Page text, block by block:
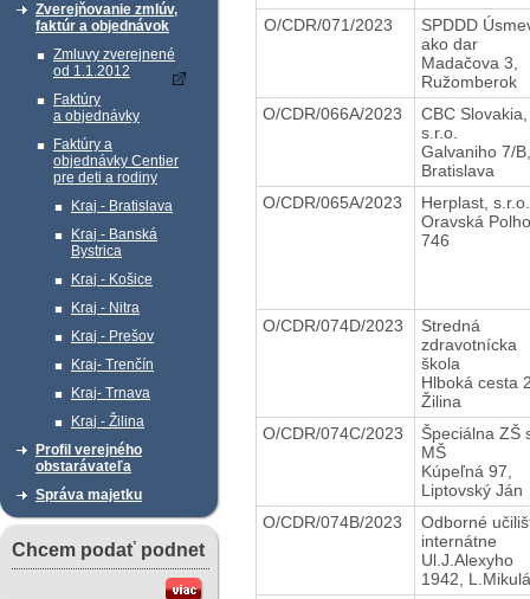
Zverejňovanie zmlúv,
faktúr a objednávok
Zmluvy zverejnené
od 1.1.2012
Faktúry
a objednávky
Faktúry a
objednávky Centier
pre deti a rodiny
Kraj - Bratislava
Kraj - Banská
Bystrica
Kraj - Košice
Kraj - Nitra
Kraj - Prešov
Kraj- Trenčín
Kraj- Trnava
Kraj - Žilina
Profil verejného
obstarávateľa
Správa majetku
Chcem podať podnet
O/CDR/071/2023
SPDDD
ako dar
Madačova 3,
Ružomberok
O/CDR/066A/2023
CBC Slovakia,
s.r.o.
Galvaniho 7/B,
Bratislava
O/CDR/065A/2023
Herplast,
Oravská
746
O/CDR/074D/2023
Stredná
zdravotnícka
škola
Hlboká cesta
Žilina
O/CDR/074C/2023
Špeciálna ZŠ
MŠ
Kúpeľná 97,
Liptovský Ján
O/CDR/074B/2023
Odborné
internátne
Ul.J.Alexyho
1942,